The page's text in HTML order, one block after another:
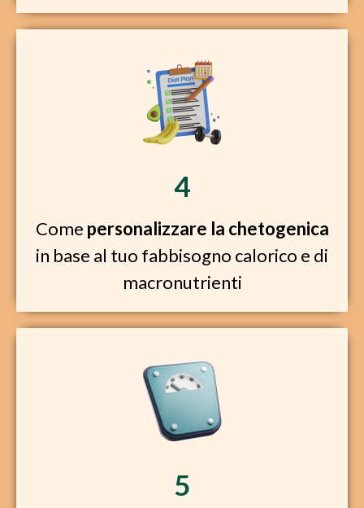
4
Come personalizzare la chetogenica
in base al tuo fabbisogno calorico e di
macronutrienti
5